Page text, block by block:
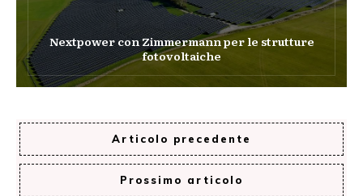
Nextpower con Zimmermann per le strutture
fotovoltaiche
Articolo precedente
Prossimo articolo